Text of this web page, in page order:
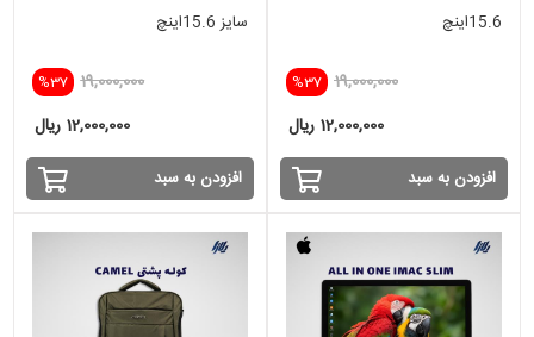
15.6اینچ
%37 19,000,000
12,000,000 ریال
افزودن به سبد
سایز 15.6اینچ
%37 19,000,000
12,000,000 ریال
افزودن به سبد